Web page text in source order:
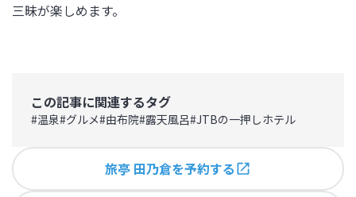
三昧が楽しめます。
この記事に関連するタグ
#温泉#グルメ#由布院#露天風呂#JTBの一押しホテル
旅亭 田乃倉を予約する